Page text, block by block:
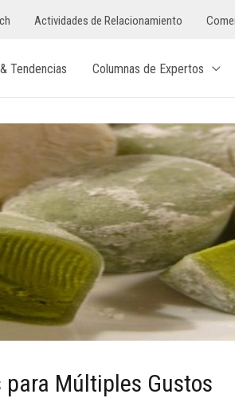
Actividades de Relacionamiento
Tendencias Columnas de Expertos
Múltiples Gustos